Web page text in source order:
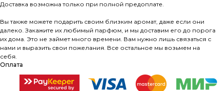
Доставка возможна только при полной предоплате.
Вы также можете подарить своим близким аромат, даже если они
далеко. Закажите их любимый парфюм, и мы доставим его до порога
их дома. Это не займет много времени. Вам нужно лишь связаться с
нами и выразить свои пожелания. Все остальное мы возьмем на
себя.
Оплата